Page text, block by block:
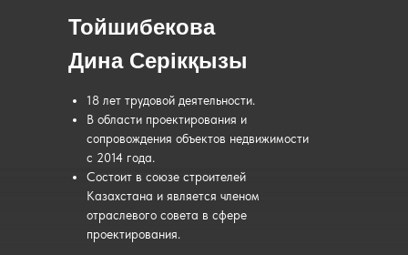
Тойшибекова
Дина Серікқызы
18 лет трудовой деятельности.
В области проектирования и
сопровождения объектов недвижимости
с 2014 года.
Состоит в союзе строителей
Казахстана и является членом
отраслевого совета в сфере
проектирования.